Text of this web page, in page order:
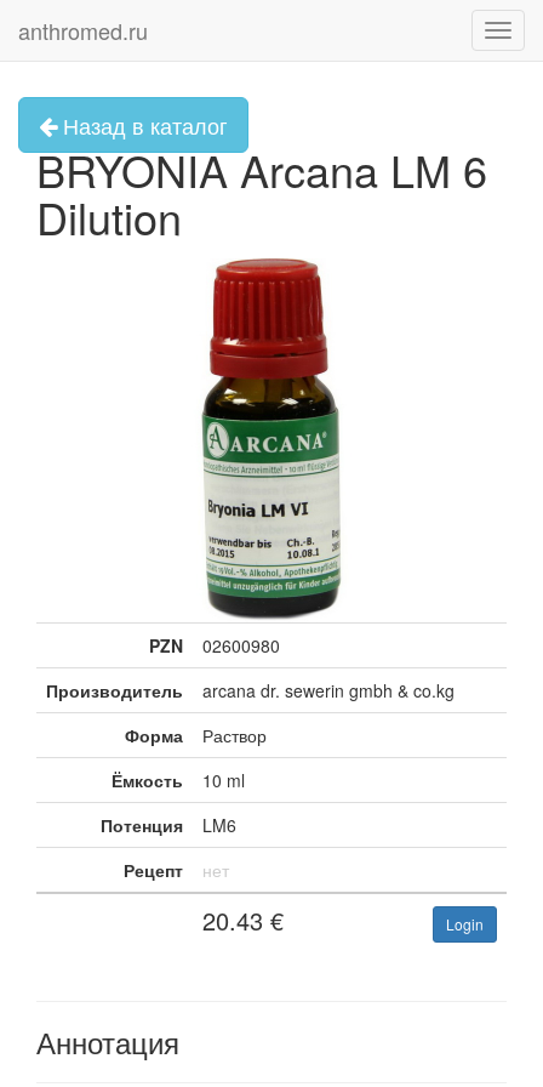
anthromed.ru
Назад в каталог
BRYONIA Arcana LM 6
Dilution
PZN
02600980
Производитель
arcana dr. sewerin gmbh & co.kg
Форма
Раствор
Ёмкость
10 ml
Потенция
LM6
Рецепт
нет
20.43 € Login
Аннотация